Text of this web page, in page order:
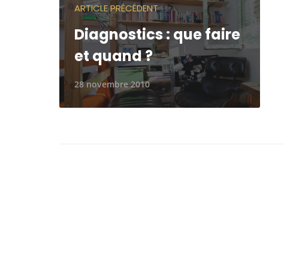
ARTICLE PRÉCÉDENT
Diagnostics : que faire
et quand ?
28 novembre 2010